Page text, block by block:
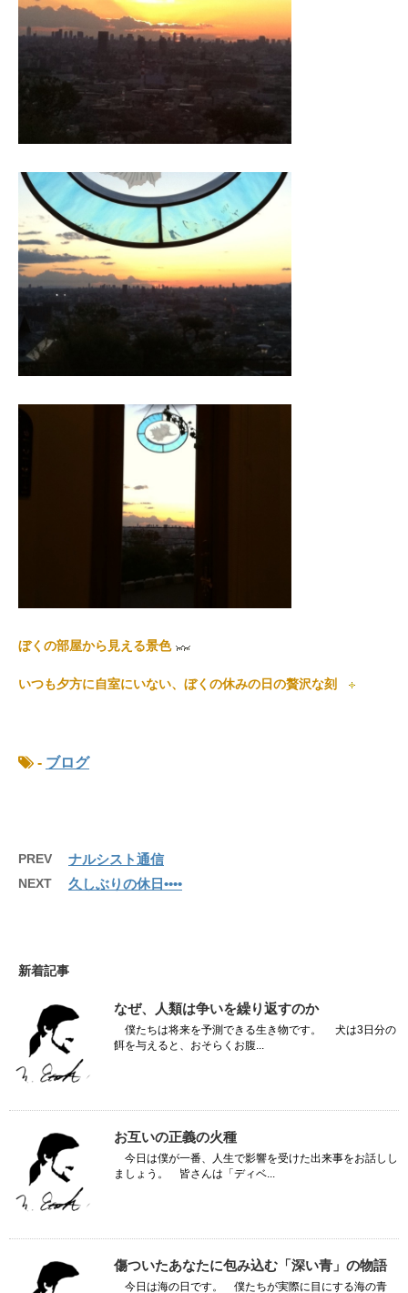
ぼくの部屋から見える景色
いつも夕方に自室にいない、ぼくの休みの日の贅沢な刻
- ブログ
PREV ナルシスト通信
NEXT 久しぶりの休日••••
新着記事
なぜ、人類は争いを繰り返すのか
僕たちは将来を予測できる生き物です。 犬は3日分の
餌を与えると、おそらくお腹...
お互いの正義の火種
今日は僕が一番、人生で影響を受けた出来事をお話しし
ましょう。 皆さんは「ディベ...
傷ついたあなたに包み込む「深い青」の物語
今日は海の日です。 僕たちが実際に目にする海の青